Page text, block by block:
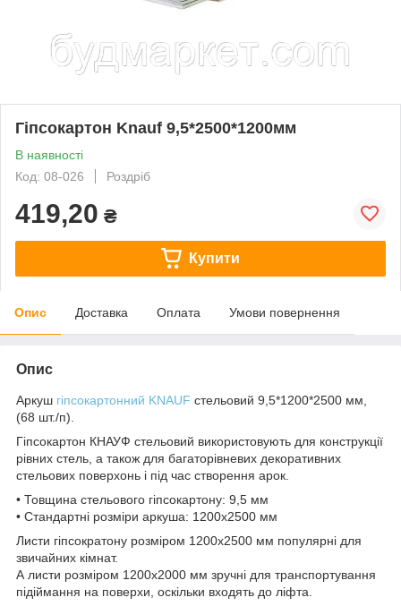
Гіпсокартон Knauf 9,5*2500*1200мм
В наявності
Код: 08-026
Роздріб
419,20 ₴
Купити
Опис Доставка Оплата Умови повернення
Опис
Аркуш гіпсокартонний KNAUF стельовий 9,5*1200*2500 мм,
(68 шт./п).
Гіпсокартон КНАУФ стельовий використовують для конструкції
рівних стель, а також для багаторівневих декоративних
стельових поверхонь і під час створення арок.
• Товщина стельового гіпсокартону: 9,5 мм
• Стандартні розміри аркуша: 1200x2500 мм
Листи гіпсократону розміром 1200x2500 мм популярні для
звичайних кімнат.
А листи розміром 1200x2000 мм зручні для транспортування
підіймання на поверхи, оскільки входять до ліфта.